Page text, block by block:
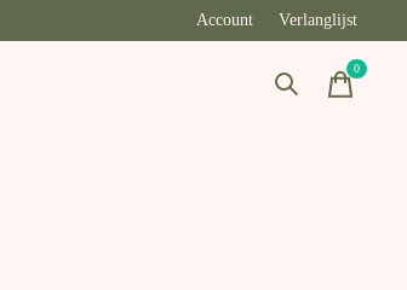
Account Verlanglijst
0items